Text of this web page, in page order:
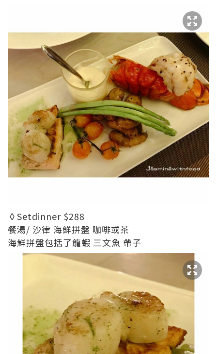
◊Setdinner $288
餐湯/ 沙律 海鮮拼盤 咖啡或茶
海鮮拼盤包括了龍蝦 三文魚 帶子